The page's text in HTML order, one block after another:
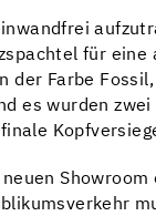
für eine
der Farbe
es wurden